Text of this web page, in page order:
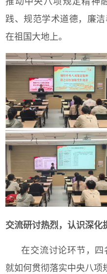
践、规范学术道德，廉
在祖国大地上。
交流研讨热烈，认识深化
在交流讨论环节，四
就如何贯彻落实中央八项